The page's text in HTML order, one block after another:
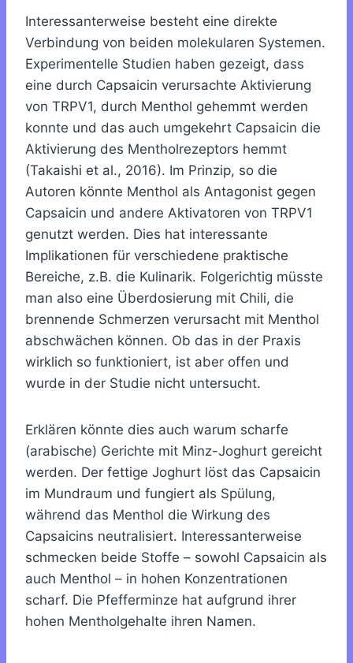
Interessanterweise besteht eine direkte
Verbindung von beiden molekularen Systemen.
Experimentelle Studien haben gezeigt, dass
eine durch Capsaicin verursachte Aktivierung
von TRPV1, durch Menthol gehemmt werden
konnte und das auch umgekehrt Capsaicin die
Aktivierung des Mentholrezeptors hemmt
(Takaishi et al., 2016). Im Prinzip, so die
Autoren könnte Menthol als Antagonist gegen
Capsaicin und andere Aktivatoren von TRPV1
genutzt werden. Dies hat interessante
Implikationen für verschiedene praktische
Bereiche, z.B. die Kulinarik. Folgerichtig müsste
man also eine Überdosierung mit Chili, die
brennende Schmerzen verursacht mit Menthol
abschwächen können. Ob das in der Praxis
wirklich so funktioniert, ist aber offen und
wurde in der Studie nicht untersucht.
Erklären könnte dies auch warum scharfe
(arabische) Gerichte mit Minz-Joghurt gereicht
werden. Der fettige Joghurt löst das Capsaicin
im Mundraum und fungiert als Spülung,
während das Menthol die Wirkung des
Capsaicins neutralisiert. Interessanterweise
schmecken beide Stoffe – sowohl Capsaicin als
auch Menthol – in hohen Konzentrationen
scharf. Die Pfefferminze hat aufgrund ihrer
hohen Mentholgehalte ihren Namen.